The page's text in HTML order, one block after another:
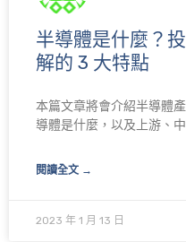
半導體是什麼？
解的 3 大特點
本篇文章將會介紹半導體
導體是什麼，以及上游、
閱讀全文 →
2023 年 1 月 13 日